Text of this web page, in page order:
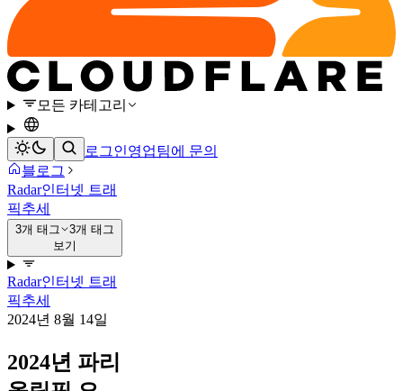
모든 카테고리
로그인영업팀에 문의
블로그
Radar인터넷 트래
픽추세
3개 태그
3개 태그
보기
Radar인터넷 트래
픽추세
2024년 8월 14일
2024년 파리